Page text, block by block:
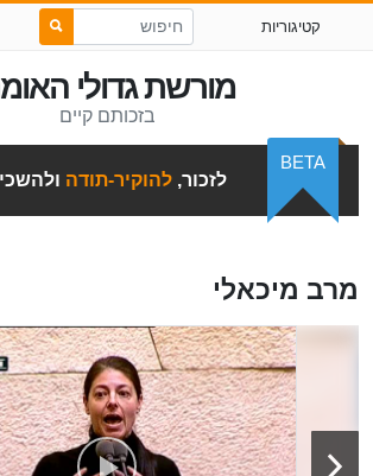
קטיגוריות
מורשת גדולי
בזכותם קיים
לזכור,להוקיר-תודה
BETA
מרב מיכאלי